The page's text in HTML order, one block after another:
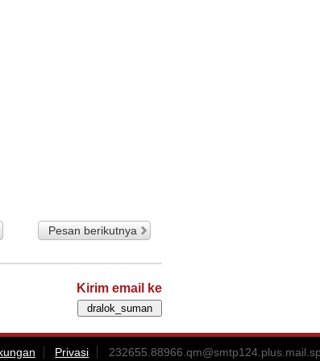
Pesan berikutnya
Kirim email ke
Privasi